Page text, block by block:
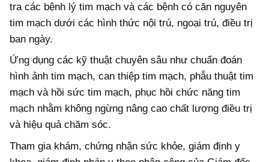
tra các bệnh lý tim mạch và các bệnh có căn nguyên
tim mạch dưới các hình thức nội trú, ngoại trú, điều trị
ban ngày.
Ứng dụng các kỹ thuật chuyên sâu như chuẩn đoán
hình ảnh tim mạch, can thiệp tim mạch, phẫu thuật tim
mạch và hồi sức tim mạch, phục hồi chức năng tim
mạch nhằm không ngừng nâng cao chất lượng điều trị
và hiệu quả chăm sóc.
Tham gia khám, chứng nhận sức khỏe, giám định y